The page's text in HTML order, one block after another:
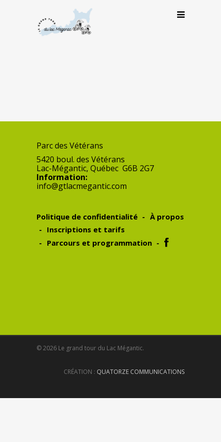
Parc des Vétérans
5420 boul. des Vétérans
Lac-Mégantic, Québec G6B 2G7
Information:
info@gtlacmegantic.com
Politique de confidentialité
À propos
Inscriptions et tarifs
Parcours et programmation
© 2026 Le grand tour du Lac Mégantic.
CRÉATION : QUATORZE COMMUNICATIONS